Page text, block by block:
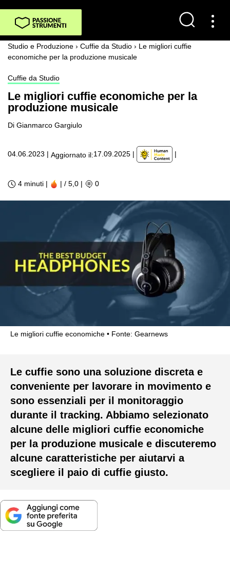
Studio e Produzione › Cuffie da Studio › Le migliori cuffie
economiche per la produzione musicale
Cuffie da Studio
Le migliori cuffie economiche per la
produzione musicale
Di Gianmarco Gargiulo
04.06.2023 | Aggiornato il:17.09.2025 | |
4 minuti | | / 5,0 | 0
Le migliori cuffie economiche Fonte: Gearnews
Le cuffie sono una soluzione discreta e
conveniente per lavorare in movimento e
sono essenziali per il monitoraggio
durante il tracking. Abbiamo selezionato
alcune delle migliori cuffie economiche
per la produzione musicale e discuteremo
alcune caratteristiche per aiutarvi a
scegliere il paio di cuffie giusto.